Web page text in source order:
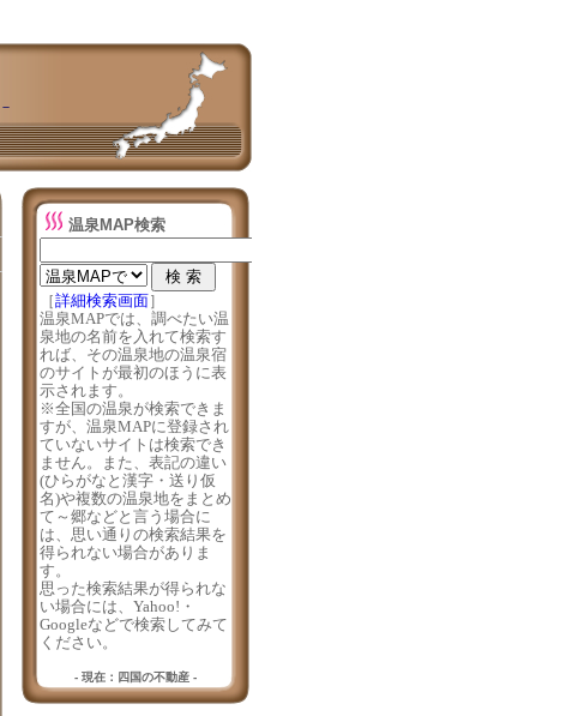
－
温泉MAP検索
［詳細検索画面］
温泉MAPでは、調べたい温
泉地の名前を入れて検索す
れば、その温泉地の温泉宿
のサイトが最初のほうに表
示されます。
※全国の温泉が検索できま
すが、温泉MAPに登録され
ていないサイトは検索でき
ません。また、表記の違い
(ひらがなと漢字・送り仮
名)や複数の温泉地をまとめ
て～郷などと言う場合に
は、思い通りの検索結果を
得られない場合がありま
す。
思った検索結果が得られな
い場合には、Yahoo!・
Googleなどで検索してみて
ください。
- 現在：四国の不動産 -